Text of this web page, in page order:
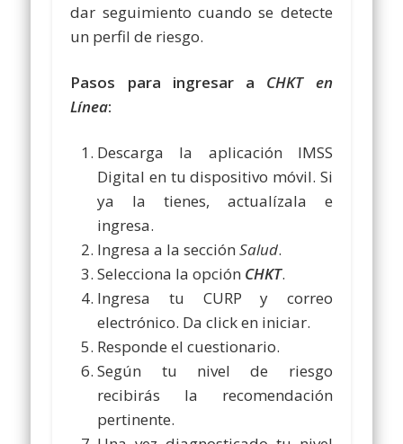
dar seguimiento cuando se detecte
un perfil de riesgo.
Pasos para ingresar a CHKT en
Línea:
Descarga la aplicación IMSS
Digital en tu dispositivo móvil. Si
ya la tienes, actualízala e
ingresa.
Ingresa a la secciónSalud.
Selecciona la opción CHKT.
Ingresa tu CURP y correo
electrónico. Da click en iniciar.
Responde el cuestionario.
Según tu nivel de riesgo
recibirás la recomendación
pertinente.